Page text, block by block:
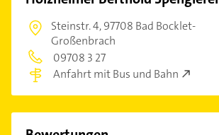
Steinstr. 4,97708 Bad Bocklet-
Großenbrach
09708 3 27
Anfahrt mit Bus und Bahn